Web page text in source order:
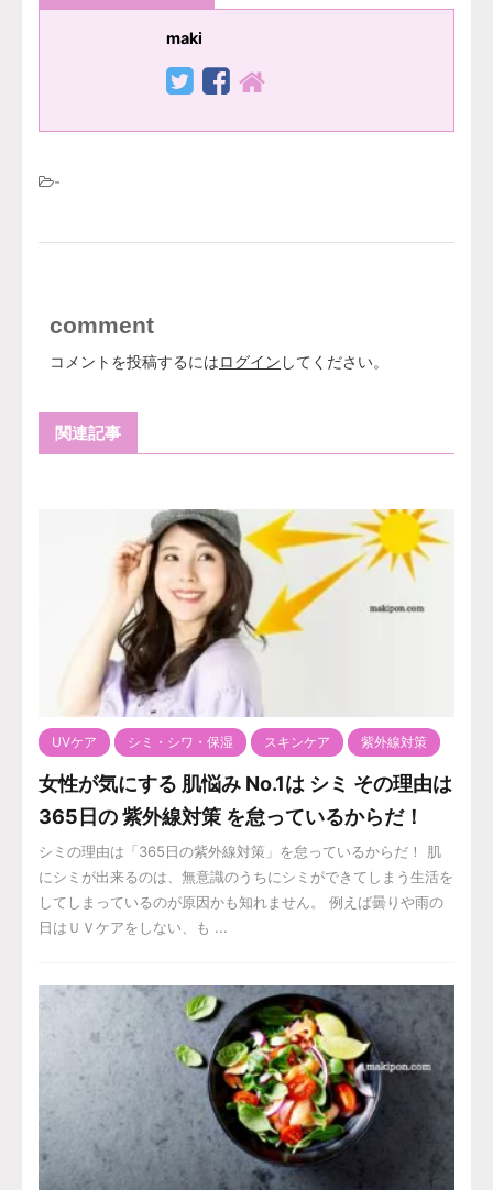
maki
-
comment
コメントを投稿するにはログイン してください。
関連記事
UVケア シミ・シワ・保湿 スキンケア 紫外線対策
女性が気にする 肌悩み No.1は シミ その理由は
365日の 紫外線対策 を怠っているからだ！
シミの理由は「365日の紫外線対策」を怠っているからだ！ 肌
にシミが出来るのは、無意識のうちにシミができてしまう生活を
してしまっているのが原因かも知れません。 例えば曇りや雨の
日はＵＶケアをしない、も ...